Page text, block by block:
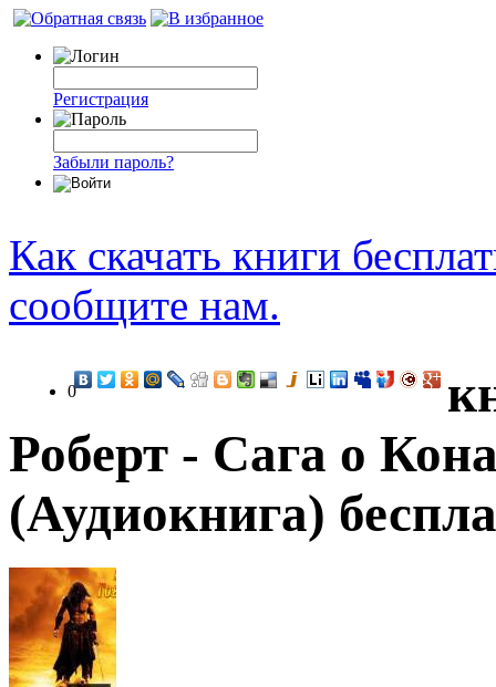
Регистрация
Забыли пароль?
Как скачать книги
сообщите нам.
0
Роберт - Сага о
(Аудиокнига)